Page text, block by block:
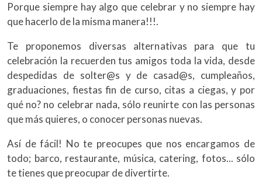
Porque siempre hay algo que celebrar y no siempre hay
que hacerlo de la misma manera!!!.
Te proponemos diversas alternativas para que tu
celebración la recuerden tus amigos toda la vida, desde
despedidas de solter@s y de casad@s, cumpleaños,
graduaciones, fiestas fin de curso, citas a ciegas, y por
qué no? no celebrar nada, sólo reunirte con las personas
que más quieres, o conocer personas nuevas.
Así de fácil! No te preocupes que nos encargamos de
todo; barco, restaurante, música, catering, fotos... sólo
te tienes que preocupar de divertirte.